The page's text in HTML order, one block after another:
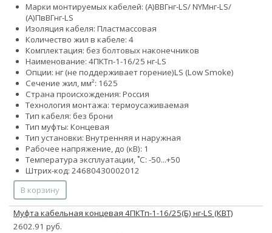
Марки монтируемых кабелей: (А)ВВГнг-LS/ NYMнг-LS/
(А)ПвВГнг-LS
Изоляция кабеля: Пластмассовая
Количество жил в кабеле: 4
Комплектация: без болтовых наконечников
Наименование: 4ПКТп-1-16/25 нг-LS
Опции: нг (не поддерживает горение)LS (Low Smoke)
Сечение жил, мм²: 1625
Страна происхождения: Россия
Технология монтажа: термоусаживаемая
Тип кабеля: без брони
Тип муфты: Концевая
Тип установки: Внутренняя и наружная
Рабочее напряжение, до (кВ): 1
Температура эксплуатации, ˚С: -50...+50
Штрих-код: 24680430002012
В корзину
Муфта кабельная концевая 4ПКТп-1-16/25(Б) нг-LS (КВТ)
2602.91 руб.